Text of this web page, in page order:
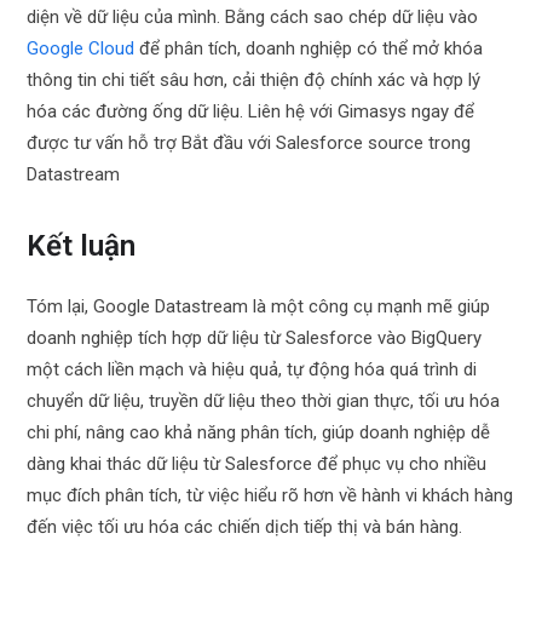
diện về dữ liệu của mình. Bằng cách sao chép dữ liệu vào
Google Cloud để phân tích, doanh nghiệp có thể mở khóa
thông tin chi tiết sâu hơn, cải thiện độ chính xác và hợp lý
hóa các đường ống dữ liệu. Liên hệ với Gimasys ngay để
được tư vấn hỗ trợ Bắt đầu với Salesforce source trong
Datastream
Kết luận
Tóm lại, Google Datastream là một công cụ mạnh mẽ giúp
doanh nghiệp tích hợp dữ liệu từ Salesforce vào BigQuery
một cách liền mạch và hiệu quả, tự động hóa quá trình di
chuyển dữ liệu, truyền dữ liệu theo thời gian thực, tối ưu hóa
chi phí, nâng cao khả năng phân tích, giúp doanh nghiệp dễ
dàng khai thác dữ liệu từ Salesforce để phục vụ cho nhiều
mục đích phân tích, từ việc hiểu rõ hơn về hành vi khách hàng
đến việc tối ưu hóa các chiến dịch tiếp thị và bán hàng.